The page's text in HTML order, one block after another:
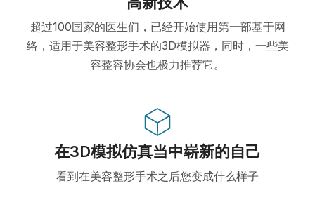
超过100国家的医生们，已经开始使用第一部基于网
络，适用于美容整形手术的3D模拟器，同时，一些美
容整容协会也极力推荐它。
在3D模拟仿真当中崭新的自己
看到在美容整形手术之后您变成什么样子